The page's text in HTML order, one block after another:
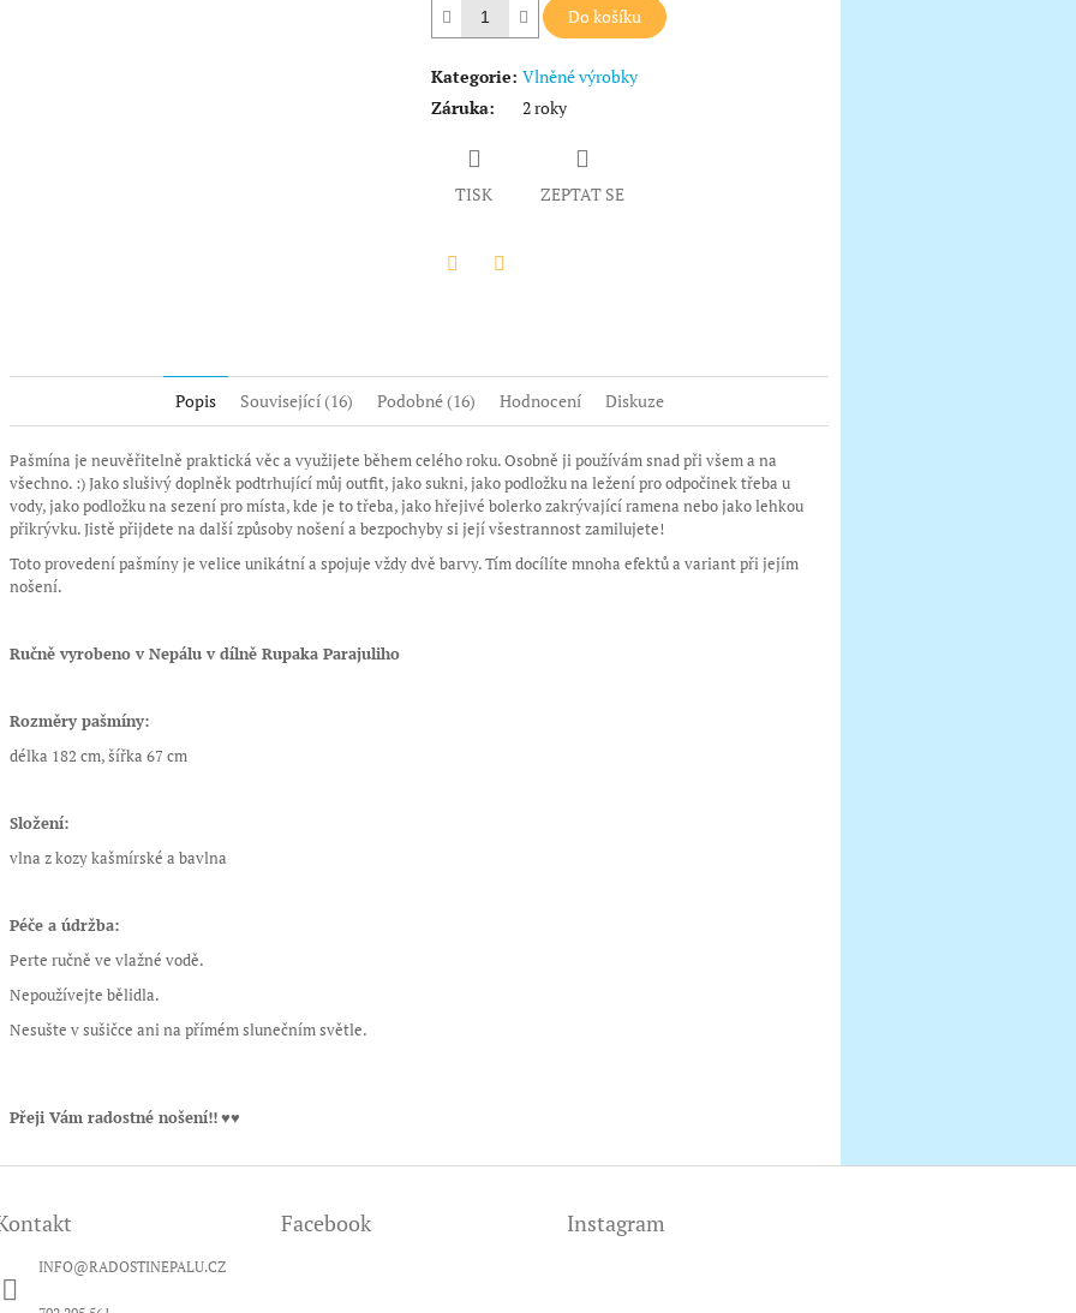
Do košíku
Kategorie: Vlněné výrobky
Záruka: 2 roky
TISK ZEPTAT SE
Popis Související (16) Podobné (16) Hodnocení Diskuze
Pašmína je neuvěřitelně praktická věc a využijete během celého roku. Osobně ji používám snad při všem a na
všechno. :) Jako slušivý doplněk podtrhující můj outfit, jako sukni, jako podložku na ležení pro odpočinek třeba u
vody, jako podložku na sezení pro místa, kde je to třeba, jako hřejivé bolerko zakrývající ramena nebo jako lehkou
přikrývku. Jistě přijdete na další způsoby nošení a bezpochyby si její všestrannost zamilujete!
Toto provedení pašmíny je velice unikátní a spojuje vždy dvě barvy. Tím docílíte mnoha efektů a variant při jejím
nošení.
Ručně vyrobeno v Nepálu v dílně Rupaka Parajuliho
Rozměry pašmíny:
délka 182 cm, šířka 67 cm
Složení:
vlna z kozy kašmírské a bavlna
Péče a údržba:
Perte ručně ve vlažné vodě.
Nepoužívejte bělidla.
Nesušte v sušičce ani na přímém slunečním světle.
Přeji Vám radostné nošení!!♥♥
INFO@RADOSTINEPALU.CZ
Facebook Instagram